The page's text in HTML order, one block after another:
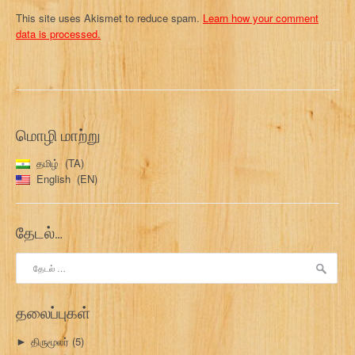
This site uses Akismet to reduce spam. Learn how your comment
data is processed.
மொழி மாற்று
தமிழ்
TA
English
EN
தேடல்…
தேடு:
தலைப்புகள்
► திருமூலர் (5)